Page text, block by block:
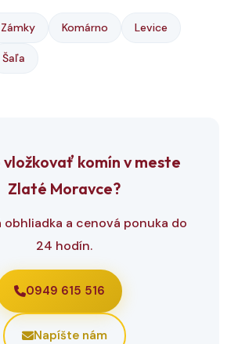
Komárno Levice
Šaľa
komín v meste
Zlaté Moravce?
obhliadka a cenová ponuka do
24 hodín.
0949 615 516
Napíšte nám